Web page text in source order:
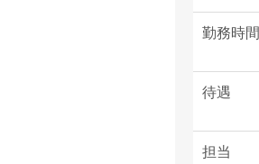
勤務時間
待遇
担当